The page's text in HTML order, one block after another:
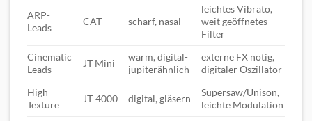
ARP-
Leads
CAT scharf, nasal
leichtes Vibrato,
weit geöffnetes
Filter
Cinematic
Leads
JT Mini
warm, digital-
jupiterähnlich
externe FX nötig,
digitaler Oszillator
High
Texture
JT-4000 digital, gläsern
Supersaw/Unison,
leichte Modulation